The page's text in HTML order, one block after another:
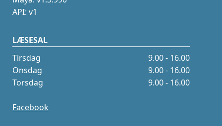
API: v1
LÆSESAL
Tirsdag
9.00 - 16.00
Onsdag
9.00 - 16.00
Torsdag
9.00 - 16.00
Facebook